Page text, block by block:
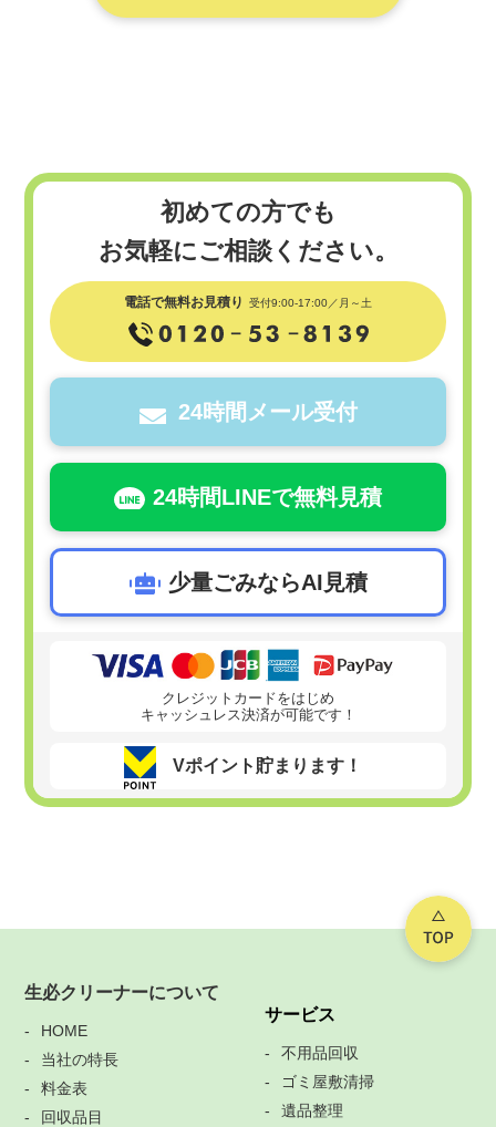
初めての方でも
お気軽にご相談ください。
電話で無料お見積り 受付9:00-17:00／月～土
24時間メール受付
24時間LINEで無料見積
少量ごみならAI見積
クレジットカードをはじめ
キャッシュレス決済が可能です！
Vポイント貯まります！
生必クリーナーについて
HOME
当社の特長
料金表
回収品目
サービス
不用品回収
ゴミ屋敷清掃
遺品整理